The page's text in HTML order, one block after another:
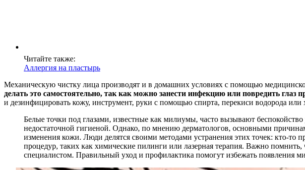
Читайте также:
Аллергия на пластырь
Механическую чистку лица производят и в домашних условиях с помощью
делать это самостоятельно, так как можно занести инфекцию или повредить глаз
и дезинфицировать кожу, инструмент, руки с помощью спирта, перекиси водорода или
Белые точки под глазами, известные как милиумы, часто вызывают
недостаточной гигиеной. Однако, по мнению дерматологов, основными
изменения кожи. Люди делятся своими методами устранения этих точек: кто-
процедур, таких как химические пилинги или лазерная терапия. Важно
специалистом. Правильный уход и профилактика помогут избежать появления